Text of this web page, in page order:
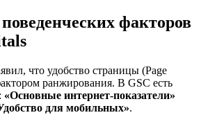
факторов
что удобство страницы (Page
ранжирования. В GSC есть
«Основные интернет-показатели»
для мобильных».